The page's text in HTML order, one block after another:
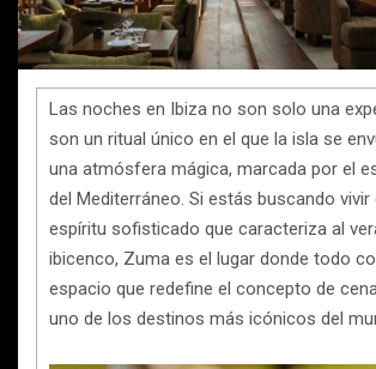
Las noches en Ibiza no son solo una
son un ritual único en el que la isla se
una atmósfera mágica, marcada por el
del Mediterráneo. Si estás buscando vivir
espíritu sofisticado que caracteriza al
ibicenco, Zuma es el lugar donde todo
espacio que redefine el concepto de
uno de los destinos más icónicos del